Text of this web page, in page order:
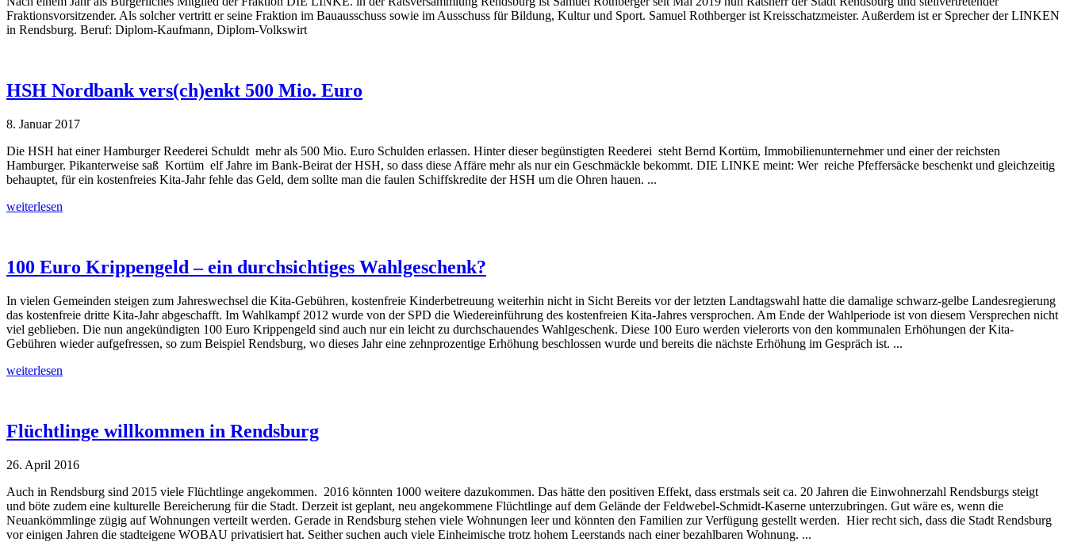
Fraktionsvorsitzender. Als solcher vertritt er seine Fraktion im Bauausschuss sowie im Ausschuss für Bildung, Kultur und Sport. Samuel Rothberger ist Kreisschatzmeister. Außerdem ist er Sprecher der LINKEN
in Rendsburg. Beruf: Diplom-Kaufmann, Diplom-Volkswirt
HSH Nordbank vers(ch)enkt 500 Mio. Euro
8. Januar 2017
Die HSH hat einer Hamburger Reederei Schuldt mehr als 500 Mio. Euro Schulden erlassen. Hinter dieser begünstigten Reederei steht Bernd Kortüm, Immobilienunternehmer und einer der reichsten
Hamburger. Pikanterweise saß Kortüm elf Jahre im Bank-Beirat der HSH, so dass diese Affäre mehr als nur ein Geschmäckle bekommt. DIE LINKE meint: Wer reiche Pfeffersäcke beschenkt und gleichzeitig
behauptet, für ein kostenfreies Kita-Jahr fehle das Geld, dem sollte man die faulen Schiffskredite der HSH um die Ohren hauen. ...
weiterlesen
100 Euro Krippengeld – ein durchsichtiges Wahlgeschenk?
In vielen Gemeinden steigen zum Jahreswechsel die Kita-Gebühren, kostenfreie Kinderbetreuung weiterhin nicht in Sicht Bereits vor der letzten Landtagswahl hatte die damalige schwarz-gelbe Landesregierung
das kostenfreie dritte Kita-Jahr abgeschafft. Im Wahlkampf 2012 wurde von der SPD die Wiedereinführung des kostenfreien Kita-Jahres versprochen. Am Ende der Wahlperiode ist von diesem Versprechen nicht
viel geblieben. Die nun angekündigten 100 Euro Krippengeld sind auch nur ein leicht zu durchschauendes Wahlgeschenk. Diese 100 Euro werden vielerorts von den kommunalen Erhöhungen der Kita-
Gebühren wieder aufgefressen, so zum Beispiel Rendsburg, wo dieses Jahr eine zehnprozentige Erhöhung beschlossen wurde und bereits die nächste Erhöhung im Gespräch ist. ...
weiterlesen
Flüchtlinge willkommen in Rendsburg
26. April 2016
Auch in Rendsburg sind 2015 viele Flüchtlinge angekommen. 2016 könnten 1000 weitere dazukommen. Das hätte den positiven Effekt, dass erstmals seit ca. 20 Jahren die Einwohnerzahl Rendsburgs steigt
und böte zudem eine kulturelle Bereicherung für die Stadt. Derzeit ist geplant, neu angekommene Flüchtlinge auf dem Gelände der Feldwebel-Schmidt-Kaserne unterzubringen. Gut wäre es, wenn die
Neuankömmlinge zügig auf Wohnungen verteilt werden. Gerade in Rendsburg stehen viele Wohnungen leer und könnten den Familien zur Verfügung gestellt werden. Hier recht sich, dass die Stadt Rendsburg
vor einigen Jahren die stadteigene WOBAU privatisiert hat. Seither suchen auch viele Einheimische trotz hohem Leerstands nach einer bezahlbaren Wohnung. ...